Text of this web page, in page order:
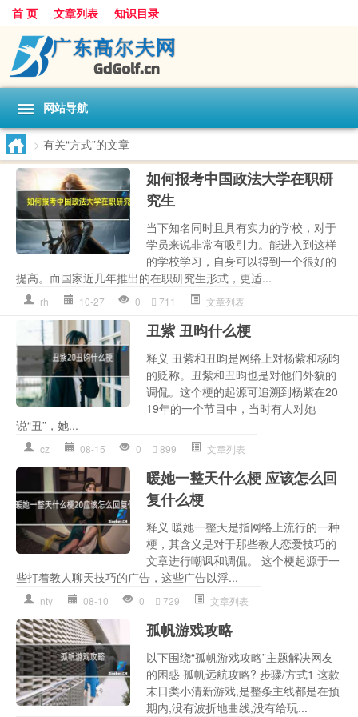
首 页 文章列表 知识目录
网站导航
> 有关“方式”的文章
如何报考中国政法大学在职研
究生
当下知名同时且具有实力的学校，对于
学员来说非常有吸引力。能进入到这样
的学校学习，自身可以得到一个很好的
提高。而国家近几年推出的在职研究生形式，更适...
rh 10-27 0 711 文章列表
丑紫 丑昀什么梗
释义 丑紫和丑昀是网络上对杨紫和杨昀
的贬称。丑紫和丑昀也是对他们外貌的
调侃。这个梗的起源可追溯到杨紫在20
19年的一个节目中，当时有人对她
说“丑”，她...
cz 08-15 0 899 文章列表
暖她一整天什么梗 应该怎么回
复什么梗
释义 暖她一整天是指网络上流行的一种
梗，其含义是对于那些教人恋爱技巧的
文章进行嘲讽和调侃。 这个梗起源于一
些打着教人聊天技巧的广告，这些广告以浮...
nty 08-10 0 729 文章列表
孤帆游戏攻略
以下围绕“孤帆游戏攻略”主题解决网友
的困惑 孤帆远航攻略? 步骤/方式1 这款
末日类小清新游戏,是整条主线都是在预
期内,没有波折地曲线,没有给玩...